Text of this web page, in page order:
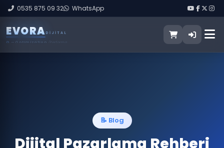
0535 875 09 32 WhatsApp
EVORA DIJITAL
O
— Optimization
📝 Blog
Dijital Pazarlama Rehberi